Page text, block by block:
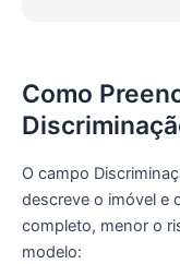
Como
O campo
descreve o imóvel e
completo, menor o
modelo: